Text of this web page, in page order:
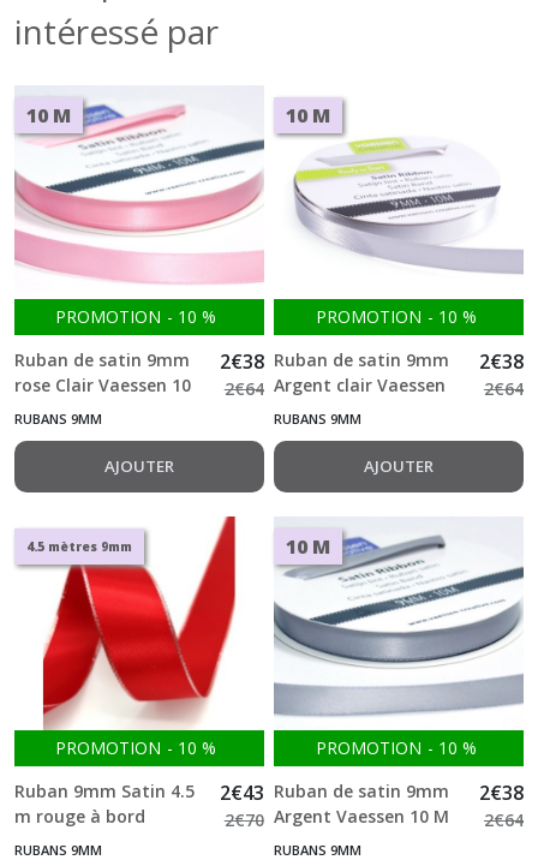
intéressé par
10 M
PROMOTION - 10 %
Ruban de satin 9mm
rose Clair Vaessen 10
M
2€38
2€64
RUBANS 9MM
AJOUTER
10 M
PROMOTION - 10 %
Ruban de satin 9mm
Argent clair Vaessen
10 M
2€38
2€64
RUBANS 9MM
AJOUTER
4.5 mètres 9mm
PROMOTION - 10 %
Ruban 9mm Satin 4.5
m rouge à bord
métallique argenté
2€43
2€70
RUBANS 9MM
10 M
PROMOTION - 10 %
Ruban de satin 9mm
Argent Vaessen 10 M
2€38
2€64
RUBANS 9MM